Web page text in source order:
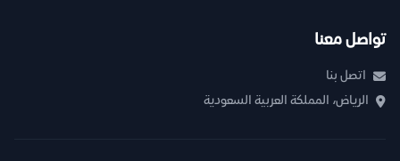
تواصل معنا
اتصل بنا
الرياض، المملكة العربية السعودية